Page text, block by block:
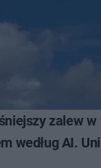
zalew w
według AI.